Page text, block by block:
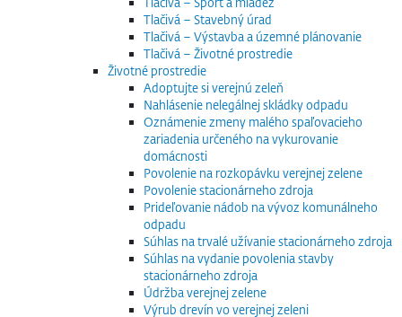
Tlačivá – Stavebný úrad
Tlačivá – Výstavba a územné plánovanie
Tlačivá – Životné prostredie
Životné prostredie
Adoptujte si verejnú zeleň
Nahlásenie nelegálnej skládky odpadu
Oznámenie zmeny malého spaľovacieho
zariadenia určeného na vykurovanie
domácnosti
Povolenie na rozkopávku verejnej zelene
Povolenie stacionárneho zdroja
Prideľovanie nádob na vývoz komunálneho
odpadu
Súhlas na trvalé užívanie stacionárneho zdroja
Súhlas na vydanie povolenia stavby
stacionárneho zdroja
Údržba verejnej zelene
Výrub drevín vo verejnej zeleni